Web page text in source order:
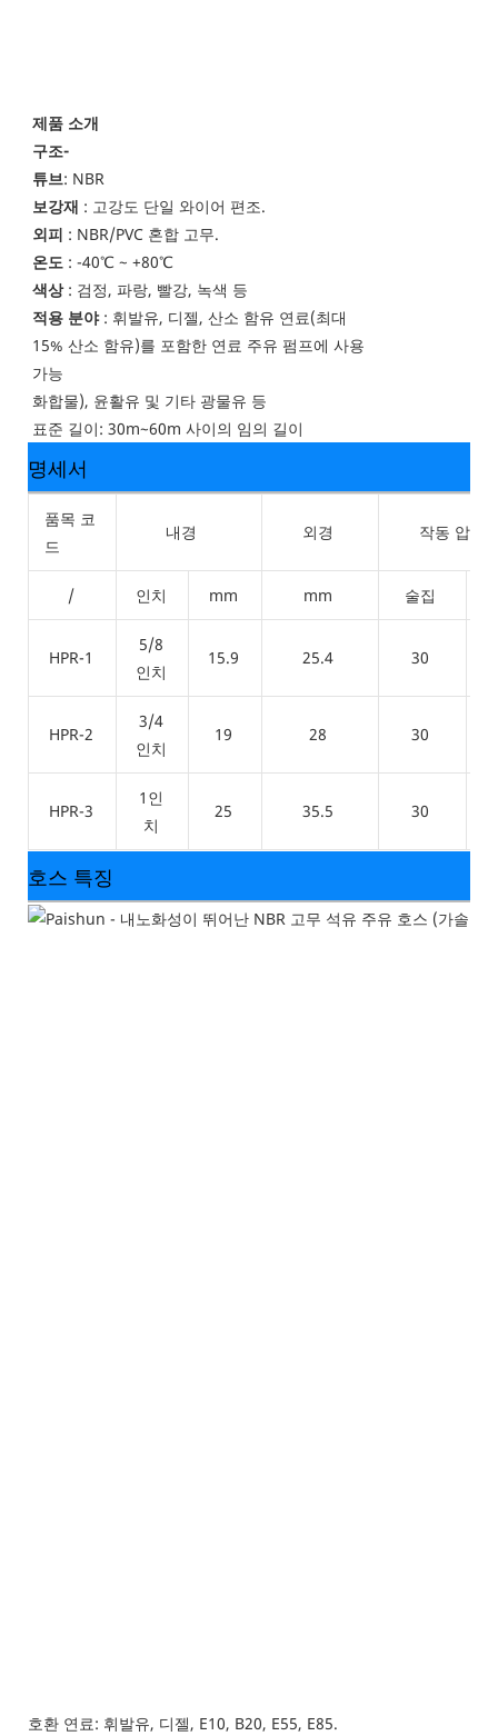
제품 소개
구조-
튜브: NBR
보강재 : 고강도 단일 와이어 편조.
외피 : NBR/PVC 혼합 고무.
온도 : -40℃ ~ +80℃
색상: 검정, 파랑, 빨강, 녹색 등
적용 분야: 휘발유, 디젤, 산소 함유 연료(최대
15% 산소 함유)를 포함한 연료 주유 펌프에 사용
가능
화합물), 윤활유 및 기타 광물유 등
표준 길이: 30m~60m 사이의 임의 길이
명세서
품목 코
드
내경 외경 작동 압력
/ 인치 mm mm 술집
HPR-1
5/8
인치
15.9 25.4 30
HPR-2
3/4
인치
19 28 30
HPR-3
1인
치
25 35.5 30
호스 특징
호환 연료: 휘발유, 디젤, E10, B20, E55, E85.